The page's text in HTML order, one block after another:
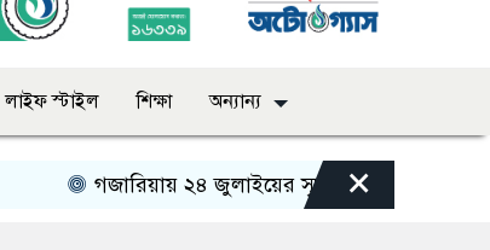
লাইফ স্টাইল শিক্ষা অন্যান্য
গজারিয়ায় ২৪ জুলাইয়ের স্মৃতিচারণ: গুমের ভয়াবহ
×